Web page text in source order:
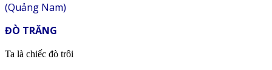
(Quảng Nam)
ĐÒ TRĂNG
Ta là chiếc đò trôi